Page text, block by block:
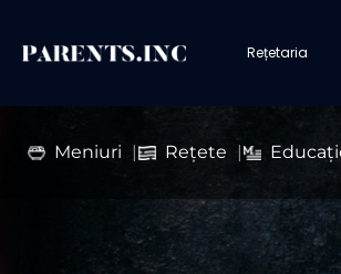
Rețetaria
Meniuri Rețete